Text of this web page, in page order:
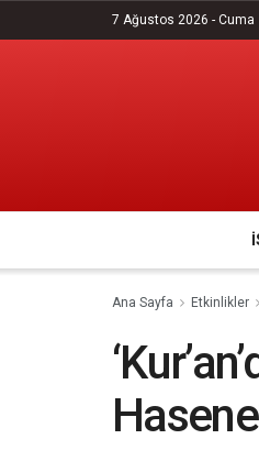
7 Ağustos 2026 - Cuma
Ana Sayfa Etkinlikler